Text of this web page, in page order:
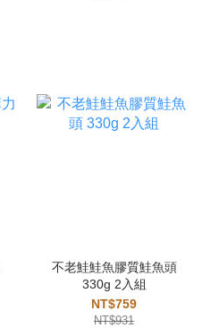
不老鮭鮭魚膠質鮭魚頭
330g 2入組
NT$759
NT$931